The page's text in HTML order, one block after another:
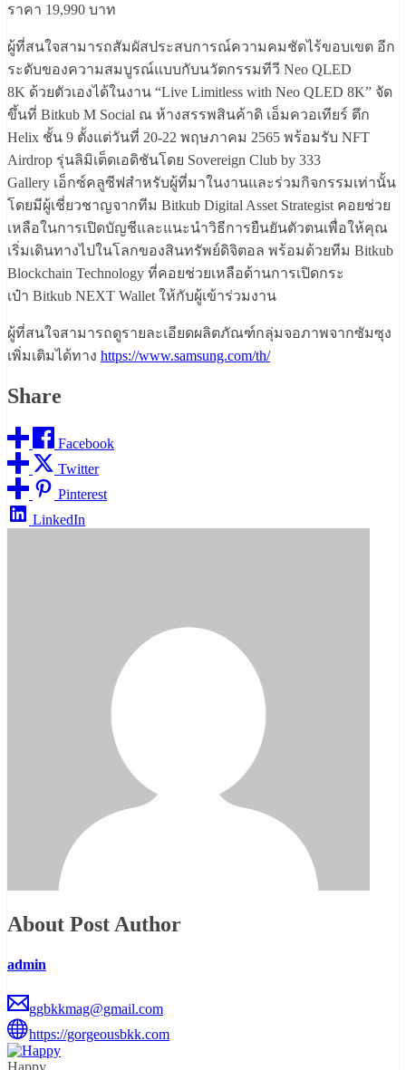
ราคา 19,990 บาท
ผู้ที่สนใจสามารถสัมผัสประสบการณ์ความคมชัดไร้ขอบเขต อีก
ระดับของความสมบูรณ์แบบกับนวัตกรรมทีวี Neo QLED
8K ด้วยตัวเองได้ในงาน “Live Limitless with Neo QLED 8K” จัด
ขึ้นที่ Bitkub M Social ณ ห้างสรรพสินค้าดิ เอ็มควอเทียร์ ตึก​
Helix ชั้น 9 ตั้งแต่วันที่ 20-22 พฤษภาคม 2565 พร้อมรับ NFT
Airdrop รุ่นลิมิเต็ดเอดิชันโดย Sovereign Club by 333
Gallery เอ็กซ์คลูซีฟสำหรับผู้ที่มาในงานและร่วมกิจกรรมเท่านั้น
โดยมีผู้เชี่ยวชาญจากทีม Bitkub Digital Asset Strategist คอยช่วย
เหลือในการเปิดบัญชีและแนะนำวิธีการยืนยันตัวตนเพื่อให้คุณ
เริ่มเดินทางไปในโลกของสินทรัพย์ดิจิตอล พร้อมด้วยทีม Bitkub
Blockchain Technology ที่คอยช่วยเหลือด้านการเปิดกระ
เป๋า Bitkub NEXT Wallet ให้กับผู้เข้าร่วมงาน
ผู้ที่สนใจสามารถดูรายละเอียดผลิตภัณฑ์กลุ่มจอภาพจากซัมซุง
เพิ่มเติมได้ทาง https://www.samsung.com/th/
Share
Facebook
Twitter
Pinterest
LinkedIn
About Post Author
admin
ggbkkmag@gmail.com
https://gorgeousbkk.com
Happy